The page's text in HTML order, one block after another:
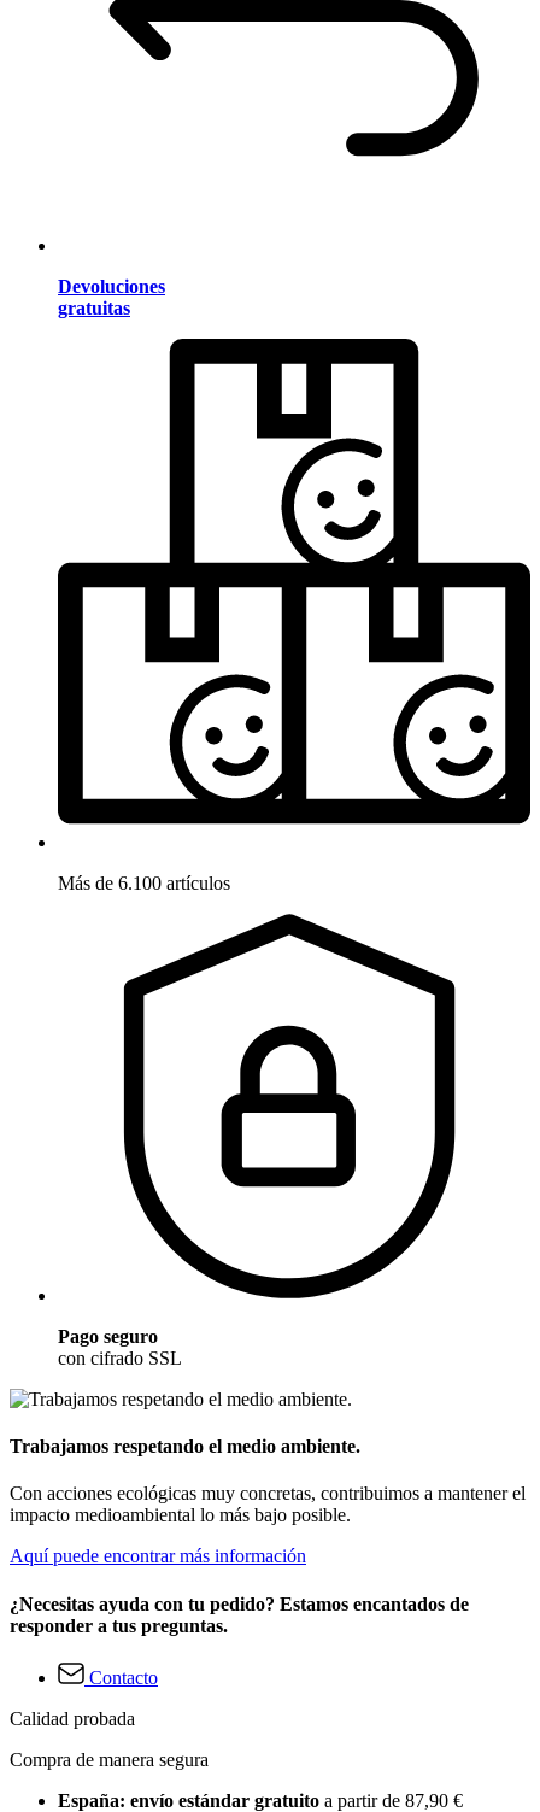
Devoluciones
gratuitas
Más de 6.100 artículos
Pago seguro
con cifrado SSL
Trabajamos respetando el medio ambiente.
Con acciones ecológicas muy concretas, contribuimos a mantener el
impacto medioambiental lo más bajo posible.
Aquí puede encontrar más información
¿Necesitas ayuda con tu pedido? Estamos encantados de
responder a tus preguntas.
Contacto
Calidad probada
Compra de manera segura
España: envío estándar gratuito a partir de 87,90 €